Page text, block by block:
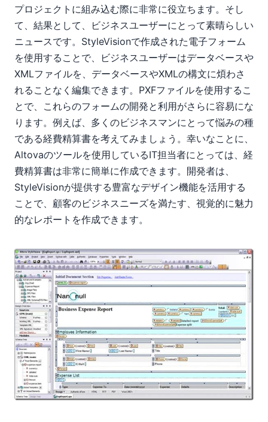
プロジェクトに組み込む際に非常に役立ちます。そし
て、結果として、ビジネスユーザーにとって素晴らしい
ニュースです。StyleVisionで作成された電子フォーム
を使用することで、ビジネスユーザーはデータベースや
XMLファイルを、データベースやXMLの構文に煩わさ
れることなく編集できます。PXFファイルを使用するこ
とで、これらのフォームの開発と利用がさらに容易にな
ります。例えば、多くのビジネスマンにとって悩みの種
である経費精算書を考えてみましょう。幸いなことに、
Altovaのツールを使用しているIT担当者にとっては、経
費精算書は非常に簡単に作成できます。開発者は、
StyleVisionが提供する豊富なデザイン機能を活用する
ことで、顧客のビジネスニーズを満たす、視覚的に魅力
的なレポートを作成できます。